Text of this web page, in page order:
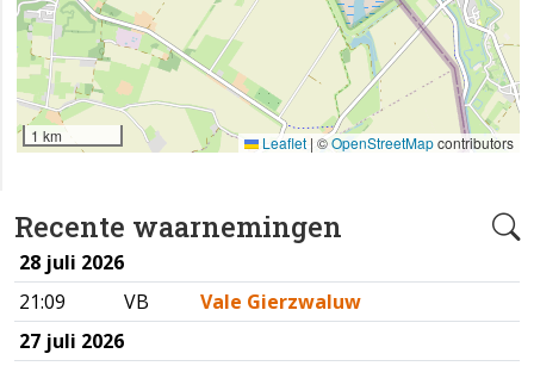
Recente waarnemingen
28 juli 2026
21:09
VB
Vale Gierzwaluw
27 juli 2026
1 km Leaflet | ©OpenStreetMapcontributors